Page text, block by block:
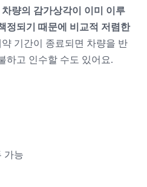
차량의 감가상각이 이미 이루
정되기 때문에 비교적 저렴한
약 기간이 종료되면 차량을 반
하고 인수할 수도 있어요.
가능